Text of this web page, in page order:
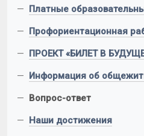
— Платные
— Профориентационная
— ПРОЕКТ «БИЛЕТ В
— Информация об
— Вопрос-ответ
— Наши достижения